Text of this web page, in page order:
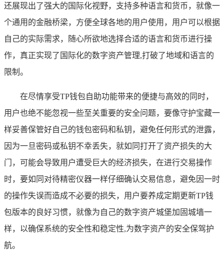
还展现出了强大的国际化视野，支持多种语言和货币，就像一
个通用的金融桥梁，方便全球各地的用户使用，用户可以根据
自己的实际需求，随心所欲地选择合适的语言和货币进行操
作，真正实现了国际化的数字资产管理,打破了地域和语言的
限制。
在尽情享受TP钱包自助功能带来的便捷与高效的同时，
用户也绝不能忽视一些至关重要的安全问题，要像守护宝藏一
样妥善保管好自己的钱包密码和私钥，避免任何形式的泄露，
因为一旦密码或私钥不幸丢失，就如同打开了资产损失的大
门，可能会导致用户遭受巨大的经济损失，在进行交易操作
时，要如同对待精密仪器一样仔细确认交易信息，避免因一时
的操作失误而造成不必要的损失，用户要养成定期更新TP钱
包版本的良好习惯，就像为自己的数字资产城堡加固城墙一
样，以确保系统的安全性和稳定性,为数字资产的安全保驾护
航。